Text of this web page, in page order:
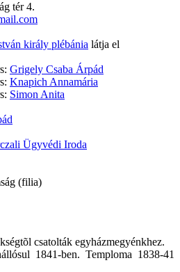
tér 4.
király plébánia látja el
Grigely Csaba Árpád
Knapich Annamária
Simon Anita
Ügyvédi Iroda
(filia)
csatolták egyházmegyénkhez.
1841-ben. Temploma 1838-41